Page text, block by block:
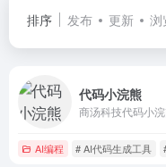
排序 发布 更新 浏
代码小浣熊
AI编程 # AI代码生成工具